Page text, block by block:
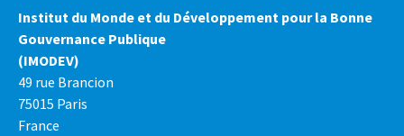
Institut du Monde et du Développement pour la Bonne
Gouvernance Publique
(IMODEV)
49 rue Brancion
75015 Paris
France